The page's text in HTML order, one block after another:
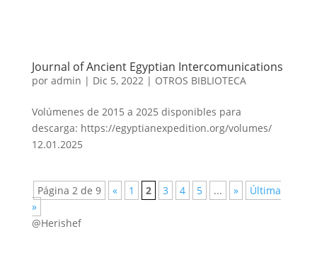
Journal of Ancient Egyptian Intercomunications
por admin | Dic 5, 2022 | OTROS BIBLIOTECA
Volúmenes de 2015 a 2025 disponibles para
descarga: https://egyptianexpedition.org/volumes/
12.01.2025
Página 2 de 9 « 1 2 3 4 5 ... »
Última
»
@Herishef